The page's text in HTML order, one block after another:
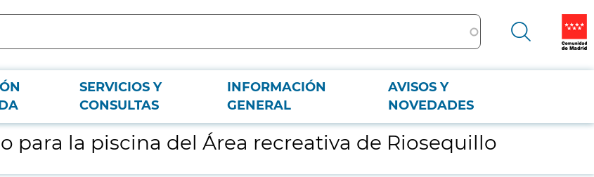
SERVICIOS Y
CONSULTAS
INFORMACIÓN
GENERAL
AVISOS Y
NOVEDADES
para la piscina del Área recreativa de Riosequillo